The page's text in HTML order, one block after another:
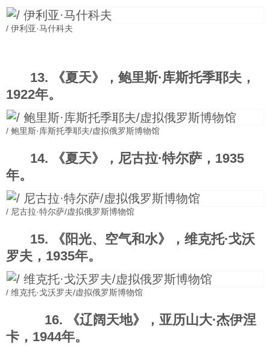
/ 伊利亚·马什科夫
13. 《夏天》，鲍里斯·库斯托季耶夫，
1922年。
/ 鲍里斯·库斯托季耶夫/虚拟俄罗斯博物馆
14. 《夏天》，尼古拉·特尔萨，1935
年。
/ 尼古拉·特尔萨/虚拟俄罗斯博物馆
15. 《阳光、空气和水》，维克托·戈沃
罗夫，1935年。
/ 维克托·戈沃罗夫/虚拟俄罗斯博物馆
16. 《辽阔天地》，亚历山大·杰伊涅
卡，1944年。